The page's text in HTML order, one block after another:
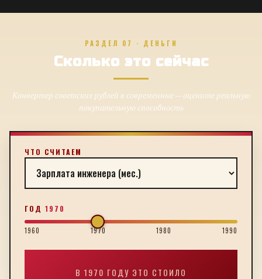
РАЗДЕЛ 07 · ДЕНЬГИ
Сколько это сейчас
Конвертер советских рублей в современные — оцените реальную
покупательную способность
ЧТО СЧИТАЕМ
ГОД 1970
1960 1970 1980 1990
В 1970 ГОДУ ЭТО СТОИЛО